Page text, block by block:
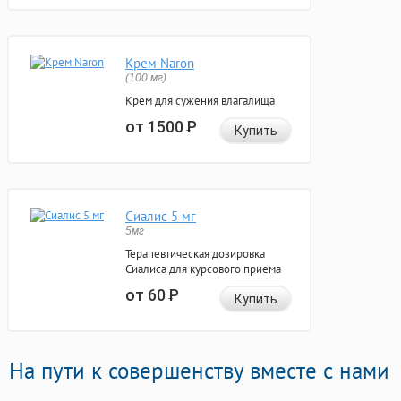
Крем Naron
(100 мг)
Крем для сужения влагалища
от 1500Р Купить
Сиалис 5 мг
5мг
Терапевтическая дозировка
Сиалиса для курсового приема
от 60Р Купить
На пути к совершенству вместе с нами